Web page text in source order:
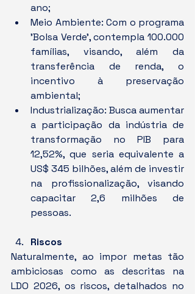
ano;
Meio Ambiente: Com o programa
'Bolsa Verde', contempla 100.000
famílias, visando, além da
transferência de renda, o
incentivo à preservação
ambiental;
Industrialização: Busca aumentar
a participação da indústria de
transformação no PIB para
12,52%, que seria equivalente a
US$ 345 bilhões, além de investir
na profissionalização, visando
capacitar 2,6 milhões de
pessoas.
Riscos
Naturalmente, ao impor metas tão
ambiciosas como as descritas na
LDO 2026, os riscos, detalhados no